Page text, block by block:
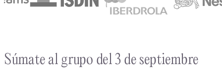
Súmate al grupo del 3 de septiembre